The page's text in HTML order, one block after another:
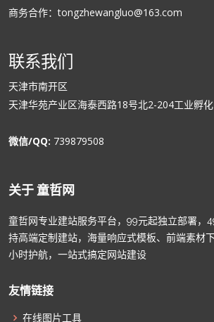
商务合作：tongzhewangluo@163.com
联系我们
天津市南开区
天津华苑产业区海泰西路18号北2-204工业孵
微信/QQ: 739879508
关于 童哲网
童哲网专业建站服务平台，99元起独立部署，
持高端定制建站，海量响应式模板、前端素材
小时护航，一站式搞定网站建设
友情链接
在线图片工具